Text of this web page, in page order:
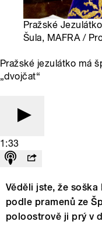
Pražské
Šula, MAFRA /
Pražské jezulátko má
„dvojčat“
1:33
Věděli jste, že
podle pramenů ze
poloostrově ji prý v